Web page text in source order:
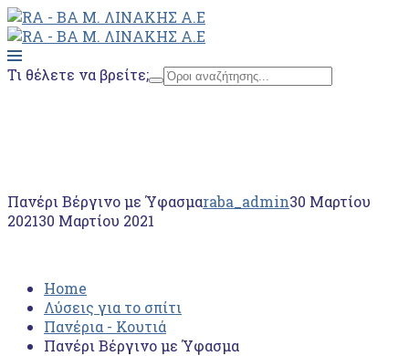
Τι θέλετε να βρείτε;
Πανέρι Βέργινο με Ύφασμαraba_admin30 Μαρτίου
202130 Μαρτίου 2021
Home
Λύσεις για το σπίτι
Πανέρια - Κουτιά
Πανέρι Βέργινο με Ύφασμα